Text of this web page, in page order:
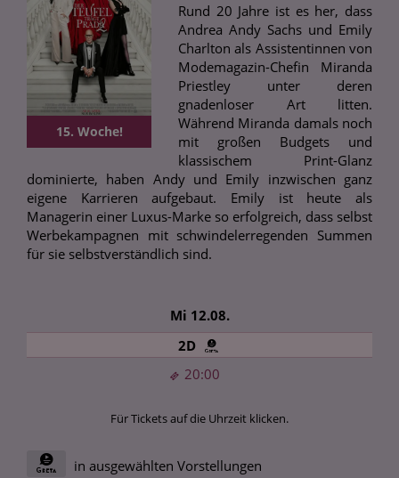
15. Woche!
Rund 20 Jahre ist es her, dass
Andrea Andy Sachs und Emily
Charlton als Assistentinnen von
Modemagazin-Chefin Miranda
Priestley unter deren
gnadenloser Art litten.
Während Miranda damals noch
mit großen Budgets und
klassischem Print-Glanz
dominierte, haben Andy und Emily inzwischen ganz
eigene Karrieren aufgebaut. Emily ist heute als
Managerin einer Luxus-Marke so erfolgreich, dass selbst
Werbekampagnen mit schwindelerregenden Summen
für sie selbstverständlich sind.
Mi 12.08.
20:00
2D
Für Tickets auf die Uhrzeit klicken.
in ausgewählten Vorstellungen